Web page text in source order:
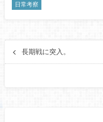
日常考察
長期戦に突入。